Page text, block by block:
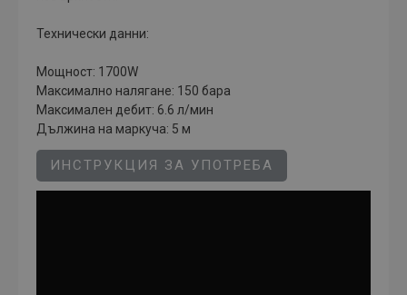
Технически данни:
Мощност: 1700W
Максимално налягане: 150 бара
Максимален дебит: 6.6 л/мин
Дължина на маркуча: 5 м
ИНСТРУКЦИЯ ЗА УПОТРЕБА